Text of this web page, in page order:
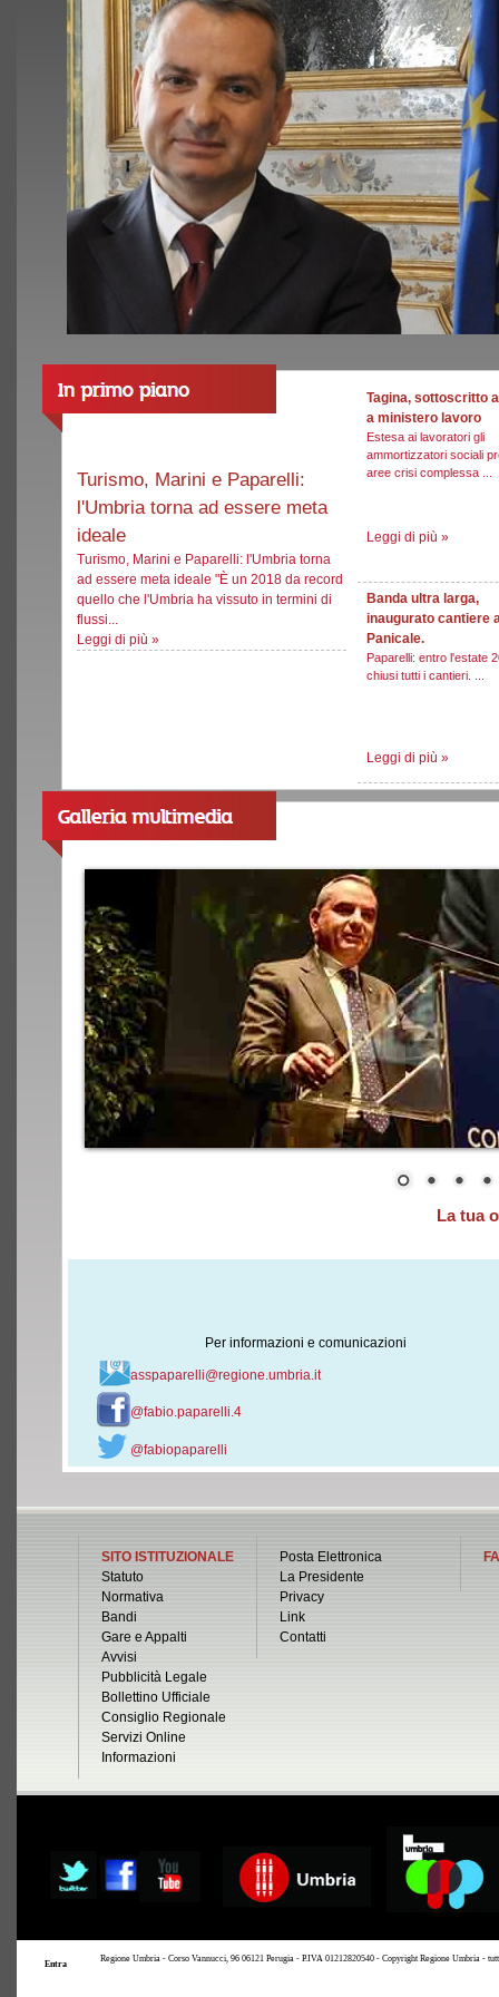
Turismo, Marini e Paparelli:
l'Umbria torna ad essere meta
ideale
Turismo, Marini e Paparelli: l'Umbria torna
ad essere meta ideale "È un 2018 da record
quello che l'Umbria ha vissuto in termini di
flussi...
Leggi di più »
Tagina, sottoscritto
a ministero lavoro
Estesa ai lavoratori gli
ammortizzatori sociali
aree crisi complessa ...
Leggi di più »
Banda ultra larga,
inaugurato cantiere
Panicale.
Paparelli: entro l'estate
chiusi tutti i cantieri. ...
Leggi di più »
La tua
Per informazioni e comunicazioni
asspaparelli@regione.umbria.it
@fabio.paparelli.4
@fabiopaparelli
SITO ISTITUZIONALE
Statuto
Normativa
Bandi
Gare e Appalti
Avvisi
Pubblicità Legale
Bollettino Ufficiale
Consiglio Regionale
Servizi Online
Informazioni
Posta Elettronica
La Presidente
Privacy
Link
Contatti
Entra
Regione Umbria - Corso Vannucci, 96 06121 Perugia - P.IVA 01212820540 - Copyright Regione Umbria -